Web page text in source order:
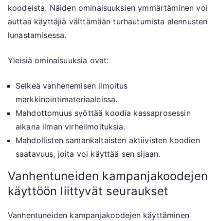
koodeista. Näiden ominaisuuksien ymmärtäminen voi
auttaa käyttäjiä välttämään turhautumista alennusten
lunastamisessa.
Yleisiä ominaisuuksia ovat:
Selkeä vanhenemisen ilmoitus
markkinointimateriaaleissa.
Mahdottomuus syöttää koodia kassaprosessin
aikana ilman virheilmoituksia.
Mahdollisten samankaltaisten aktiivisten koodien
saatavuus, joita voi käyttää sen sijaan.
Vanhentuneiden kampanjakoodejen
käyttöön liittyvät seuraukset
Vanhentuneiden kampanjakoodejen käyttäminen